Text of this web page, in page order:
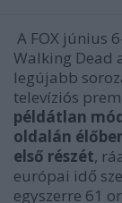
A FOX június
Walking Dead
legújabb
televíziós
példátlan
oldalán
első részét,
európai idő
egyszerre 61